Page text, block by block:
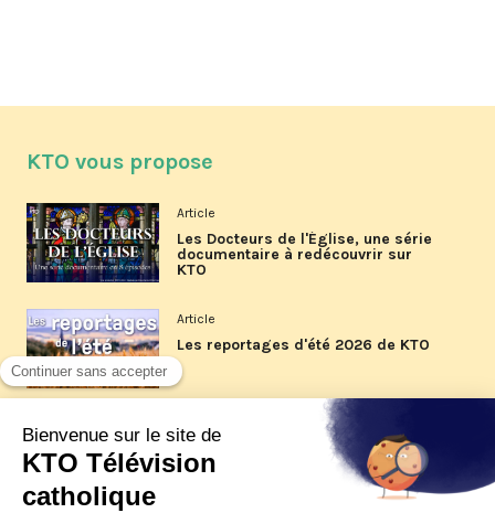
KTO vous propose
Article
Les Docteurs de l'Église, une série
documentaire à redécouvrir sur
KTO
Article
Les reportages d'été 2026 de KTO
La visite pastorale du pape Léon
XIV à Assise à suivre sur KTO le
jeudi 6 août